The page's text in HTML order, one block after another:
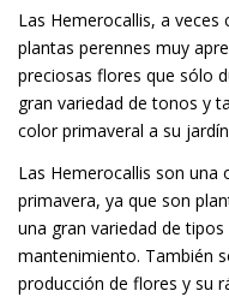
Las Hemerocallis, a
plantas perennes muy
preciosas flores que sólo
gran variedad de tonos y
color primaveral a su
Las Hemerocallis son una
primavera, ya que son
una gran variedad de
mantenimiento. También
producción de flores y su